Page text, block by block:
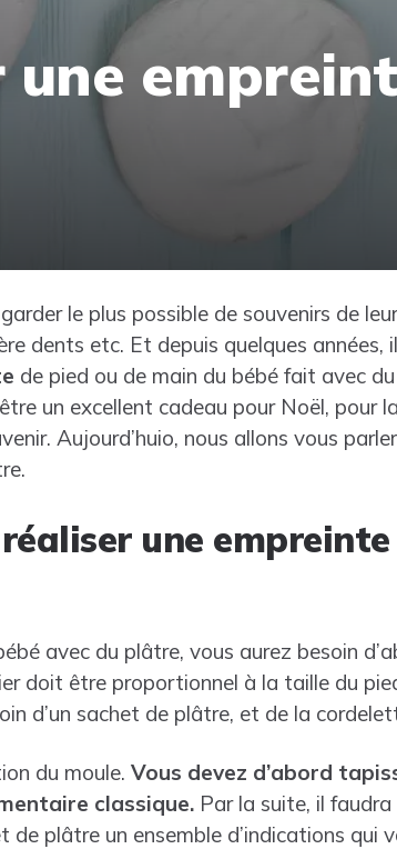
le plus possible de souvenirs de
dents etc. Et depuis quelques années,
de pied ou de main du bébé fait avec
un excellent cadeau pour Noël, pour
Aujourd’huio, nous allons vous
une empreinte
avec du plâtre, vous aurez besoin
doit être proportionnel à la taille du
d’un sachet de plâtre, et de la
du moule. Vous devez d’abord
classique.Par la suite, il faudra
de plâtre un ensemble d’indications qui